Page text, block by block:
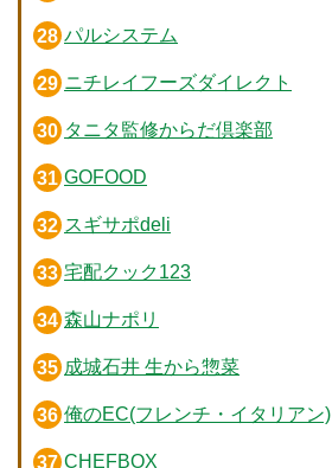
パルシステム
ニチレイフーズダイレクト
タニタ監修からだ倶楽部
GOFOOD
スギサポdeli
宅配クック123
森山ナポリ
成城石井 生から惣菜
俺のEC(フレンチ・イタリアン)
CHEFBOX